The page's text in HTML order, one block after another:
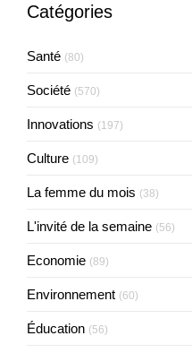
Catégories
Santé (80)
Société (570)
Innovations (197)
Culture (109)
La femme du mois (38)
L'invité de la semaine (56)
Economie (89)
Environnement (60)
Éducation (56)